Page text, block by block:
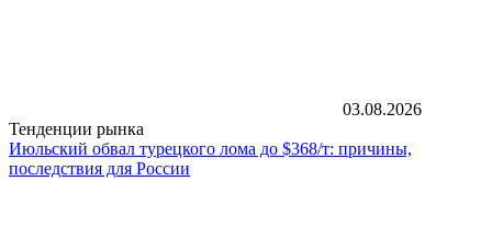
03.08.2026
Тенденции рынка
Июльский обвал турецкого лома до $368/т: причины,
последствия для России